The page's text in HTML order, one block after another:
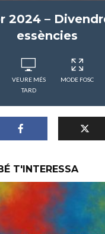
2024 –
essències
VEURE MÉS
TARD
MODE FOSC
T'INTERESSA